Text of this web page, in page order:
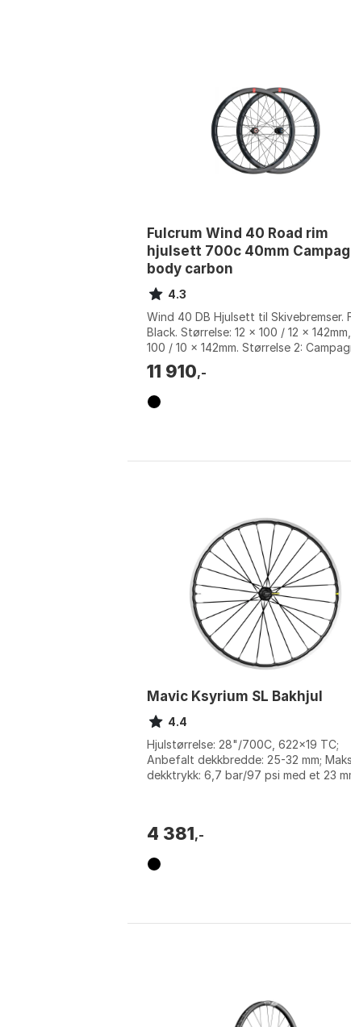
Fulcrum Wind 40 Road rim
hjulsett 700c 40mm
body carbon
4.3
Wind 40 DB Hjulsett til Skivebremser.
Black. Størrelse: 12 x 100 / 12 x
100 / 10 x 142mm. Størrelse 2:
Shimano/Sram HG.
11 910,-
Mavic Ksyrium SL Bakhjul
4.4
Hjulstørrelse: 28"/700C, 622x19 TC;
Anbefalt dekkbredde: 25-32 mm; Maks
dekktrykk: 6,7 bar/97 psi med et 23
4 381,-